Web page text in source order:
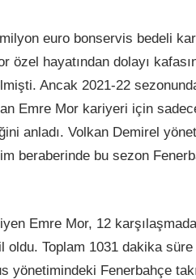
euro bonservis bedeli
hayatından dolayı
Ancak 2021-22
Emre Mor kariyeri için
anladı. Volkan Demirel
beraberinde bu sezon
Emre Mor, 12
oldu. Toplam 1031 dakika
Fenerbahçe